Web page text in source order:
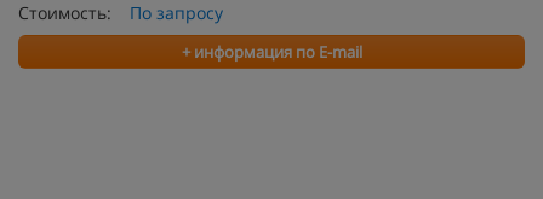
Стоимость:
По запросу
+ информация по E-mail